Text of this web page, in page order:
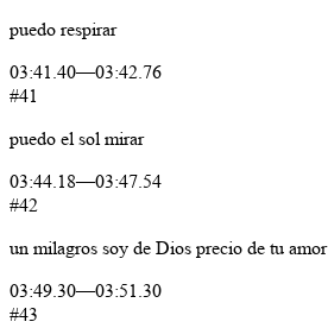
puedo respirar
03:41.40—03:42.76
#41
puedo el sol mirar
03:44.18—03:47.54
#42
un milagros soy de Dios precio de tu amor
03:49.30—03:51.30
#43